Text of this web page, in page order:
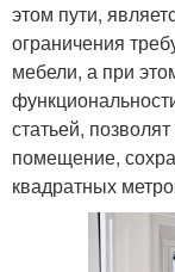
этом пути,
ограничения
мебели, а при
статьей,
помещение,
квадратных